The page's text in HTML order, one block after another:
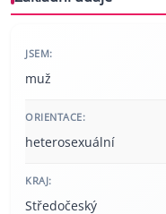
JSEM:
muž
ORIENTACE:
heterosexuální
KRAJ:
Středočeský